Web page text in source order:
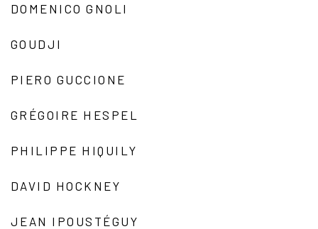
DOMENICO GNOLI
GOUDJI
PIERO GUCCIONE
GRÉGOIRE HESPEL
PHILIPPE HIQUILY
DAVID HOCKNEY
JEAN IPOUSTÉGUY